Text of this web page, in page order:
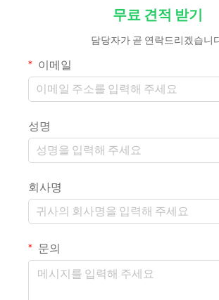
무료 견적 받기
담당자가 곧 연락드리겠습니
이메일
성명
회사명
문의